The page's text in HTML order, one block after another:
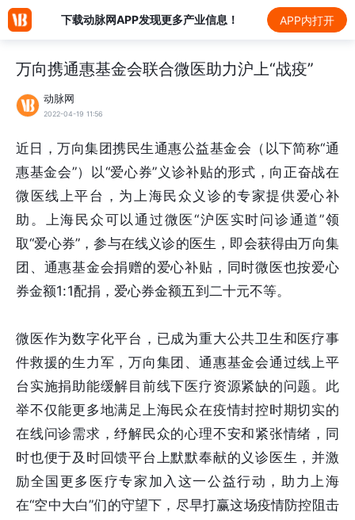
下载动脉网APP发现更多产业信息！ APP内打开
万向携通惠基金会联合微医助力沪上“战疫”
动脉网
2022-04-19 11:56
近日，万向集团携民生通惠公益基金会（以下简称“通
惠基金会”）以“爱心券”义诊补贴的形式，向正奋战在
微医线上平台，为上海民众义诊的专家提供爱心补
助。上海民众可以通过微医“沪医实时问诊通道”领
取“爱心券”，参与在线义诊的医生，即会获得由万向集
团、通惠基金会捐赠的爱心补贴，同时微医也按爱心
券金额1:1配捐，爱心券金额五到二十元不等。
微医作为数字化平台，已成为重大公共卫生和医疗事
件救援的生力军，万向集团、通惠基金会通过线上平
台实施捐助能缓解目前线下医疗资源紧缺的问题。此
举不仅能更多地满足上海民众在疫情封控时期切实的
在线问诊需求，纾解民众的心理不安和紧张情绪，同
时也便于及时回馈平台上默默奉献的义诊医生，并激
励全国更多医疗专家加入这一公益行动，助力上海
在“空中大白”们的守望下，尽早打赢这场疫情防控阻击